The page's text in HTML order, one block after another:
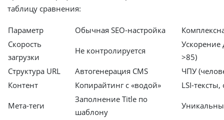
таблицу сравнения:
Параметр Обычная SEO-настройка
Скорость
загрузки
Не контролируется
Ускорение
>85)
Структура URL
Автогенерация CMS
ЧПУ
Контент
Копирайтинг с «водой» LSI-
Мета-теги
Заполнение Title по
шаблону